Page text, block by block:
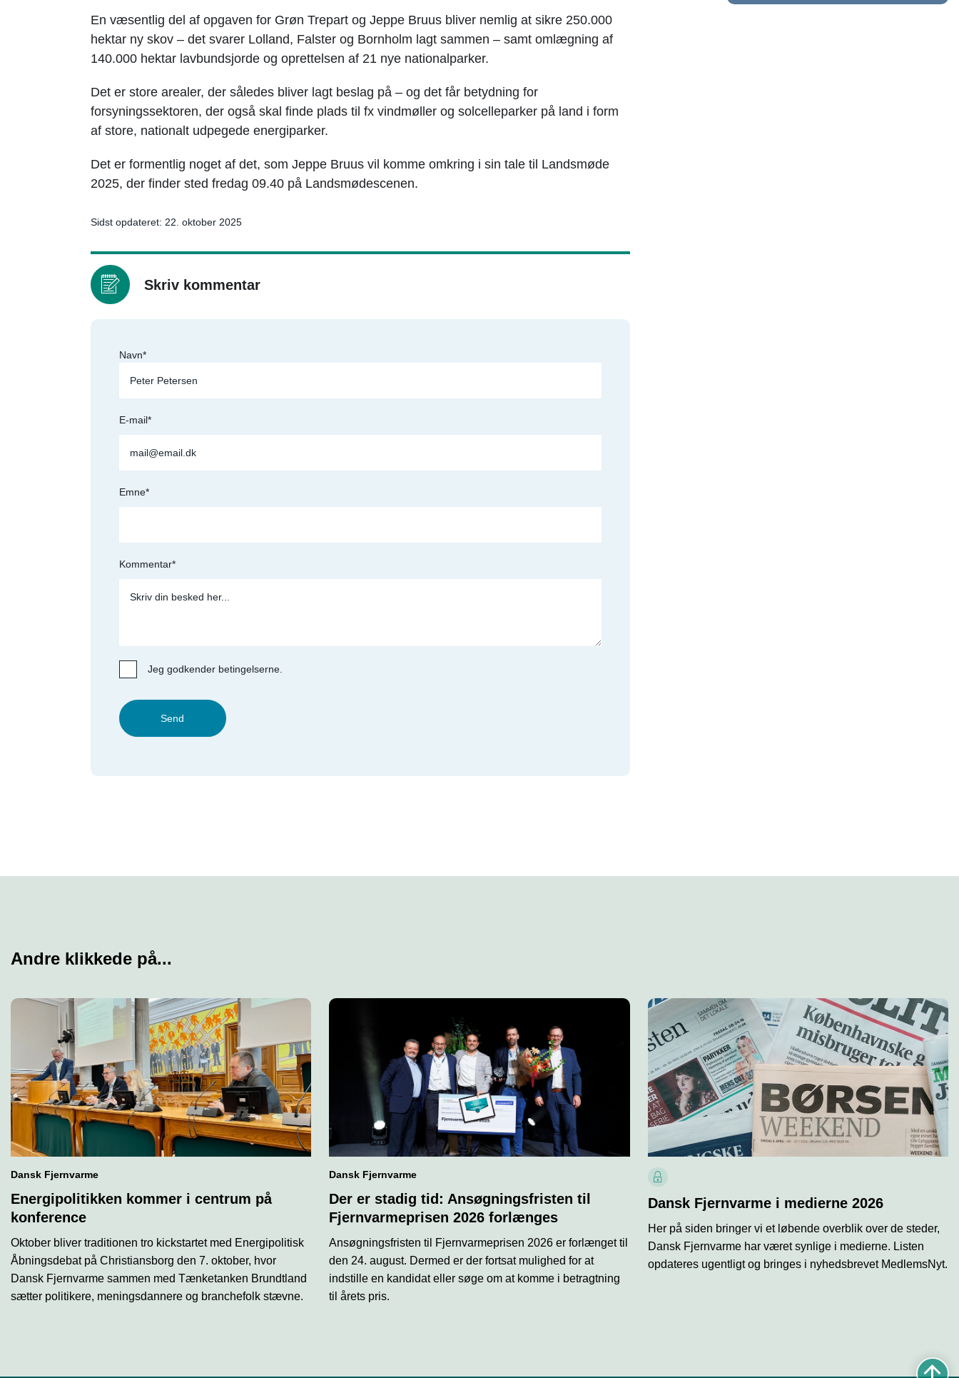
En væsentlig del af opgaven for Grøn Trepart og Jeppe Bruus bliver nemlig at sikre 250.000
hektar ny skov – det svarer Lolland, Falster og Bornholm lagt sammen – samt omlægning af
140.000 hektar lavbundsjorde og oprettelsen af 21 nye nationalparker.
Det er store arealer, der således bliver lagt beslag på – og det får betydning for
forsyningssektoren, der også skal finde plads til fx vindmøller og solcelleparker på land i form
af store, nationalt udpegede energiparker.
Det er formentlig noget af det, som Jeppe Bruus vil komme omkring i sin tale til Landsmøde
2025, der finder sted fredag 09.40 på Landsmødescenen.
Sidst opdateret: 22. oktober 2025
Skriv kommentar
Navn*
E-mail*
Emne*
Kommentar*
Jeg godkender betingelserne.
Send
Andre klikkede på...
Dansk Fjernvarme
Energipolitikken kommer i centrum på
konference
Oktober bliver traditionen tro kickstartet med Energipolitisk
Åbningsdebat på Christiansborg den 7. oktober, hvor
Dansk Fjernvarme sammen med Tænketanken Brundtland
sætter politikere, meningsdannere og branchefolk stævne.
Dansk Fjernvarme
Der er stadig tid: Ansøgningsfristen til
Fjernvarmeprisen 2026 forlænges
Ansøgningsfristen til Fjernvarmeprisen 2026 er forlænget til
den 24. august. Dermed er der fortsat mulighed for at
indstille en kandidat eller søge om at komme i betragtning
til årets pris.
L
å
i
k
Dansk Fjernvarme i medierne 2026
Her på siden bringer vi et løbende overblik over de steder,
Dansk Fjernvarme har været synlige i medierne. Listen
opdateres ugentligt og bringes i nyhedsbrevet MedlemsNyt.